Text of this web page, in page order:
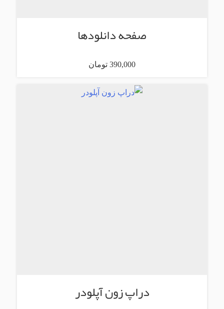
صفحه دانلودها
390,000 تومان
دراپ زون آپلودر